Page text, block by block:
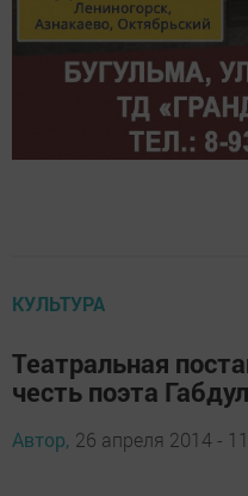
КУЛЬТУРА
Театральная
честь поэта
Автор, 26 апреля 2014 -